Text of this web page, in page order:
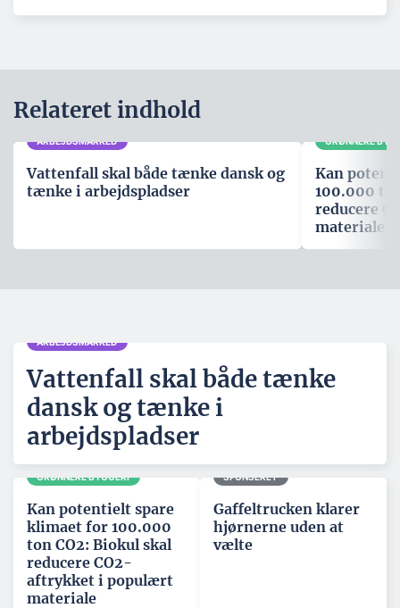
Relateret indhold
ARBEJDSMARKED
Vattenfall skal både tænke dansk og
tænke i arbejdspladser
GRØNNERE
Kan
100.000
reducere
materiale
ARBEJDSMARKED
Vattenfall skal både tænke
dansk og tænke i
arbejdspladser
GRØNNERE BYGGERI
Kan potentielt spare
klimaet for 100.000
ton CO2: Biokul skal
reducere CO2-
aftrykket i populært
materiale
SPONSERET
Gaffeltrucken klarer
hjørnerne uden at
vælte